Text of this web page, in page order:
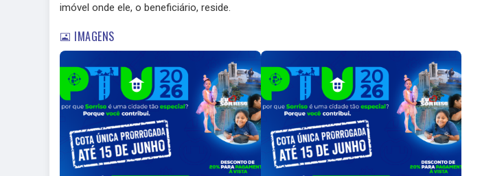
imóvel onde ele, o beneficiário, reside.
IMAGENS